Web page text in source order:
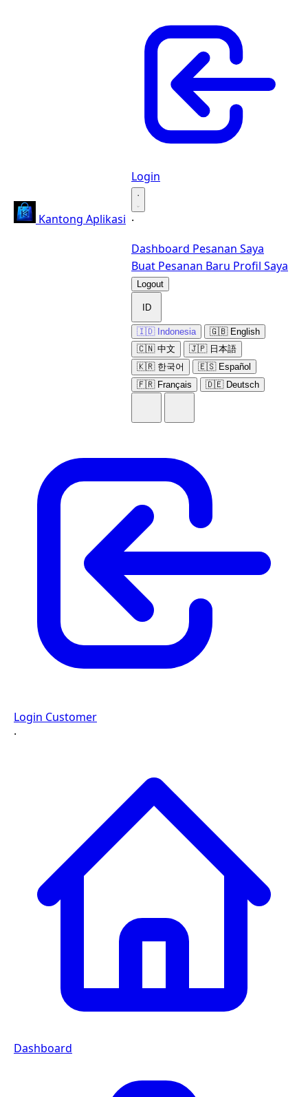
Kantong Aplikasi
Login
·
·
Dashboard Pesanan Saya
Buat Pesanan Baru Profil Saya
Logout
ID
🇮🇩 Indonesia
🇬🇧 English
🇨🇳 中文
🇯🇵 日本語
🇰🇷 한국어
🇪🇸 Español
🇫🇷 Français
🇩🇪 Deutsch
Login Customer
·
Dashboard